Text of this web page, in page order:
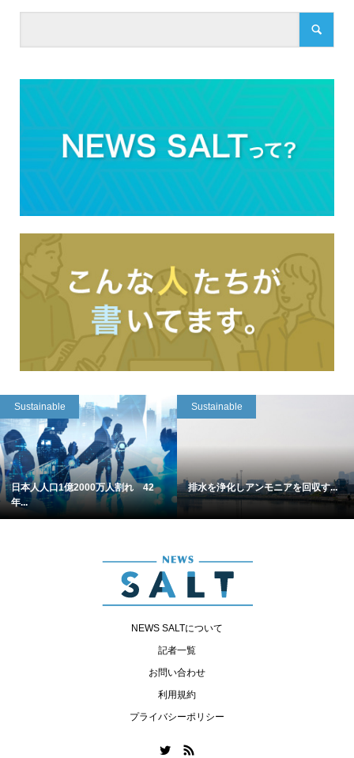
Sustainable
日本人人口1億2000万人割れ 42
年...
Sustainable
排水を浄化しアンモニアを回収す...
NEWS SALTについて
記者一覧
お問い合わせ
利用規約
プライバシーポリシー